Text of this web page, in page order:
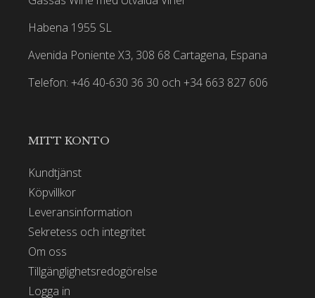
Habena 1955 SL
Avenida Poniente X3, 308 68 Cartagena, Espana
Telefon: +46 40-630 36 30 och +34 663 827 606
MITT KONTO
Kundtjänst
Köpvillkor
Leveransinformation
Sekretess och integritet
Om oss
Tillgänglighetsredogörelse
Logga in